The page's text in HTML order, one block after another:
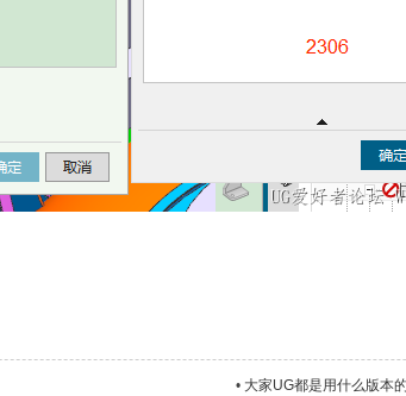
• 大家UG都是用什么版本